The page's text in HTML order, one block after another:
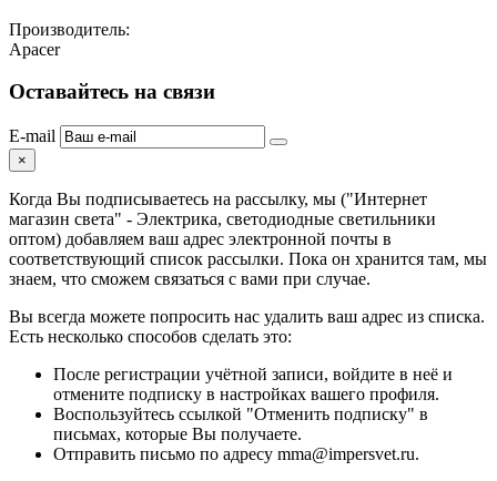
Производитель:
Apacer
Оставайтесь на связи
E-mail
×
Когда Вы подписываетесь на рассылку, мы ("Интернет
магазин света" - Электрика, светодиодные светильники
оптом) добавляем ваш адрес электронной почты в
соответствующий список рассылки. Пока он хранится там, мы
знаем, что сможем связаться с вами при случае.
Вы всегда можете попросить нас удалить ваш адрес из списка.
Есть несколько способов сделать это:
После регистрации учётной записи, войдите в неё и
отмените подписку в настройках вашего профиля.
Воспользуйтесь ссылкой "Отменить подписку" в
письмах, которые Вы получаете.
Отправить письмо по адресу mma@impersvet.ru.